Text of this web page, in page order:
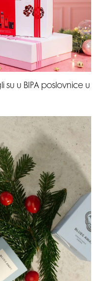
su u BIPA poslovnice u